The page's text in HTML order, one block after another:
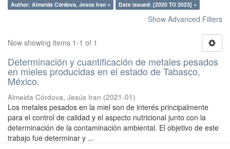
Author: Almeida Córdova, Jesús Iran ×
Date issued: [2020 TO 2023] ×
Show Advanced Filters
Now showing items 1-1 of 1
Determinación y cuantificación de metales pesados
en mieles producidas en el estado de Tabasco,
México.
Almeida Córdova, Jesús Iran (2021-01)
Los metales pesados en la miel son de interés principalmente
para el control de calidad y el aspecto nutricional junto con la
determinación de la contaminación ambiental. El objetivo de este
trabajo fue determinar y ...